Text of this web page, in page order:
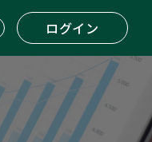
ログイン